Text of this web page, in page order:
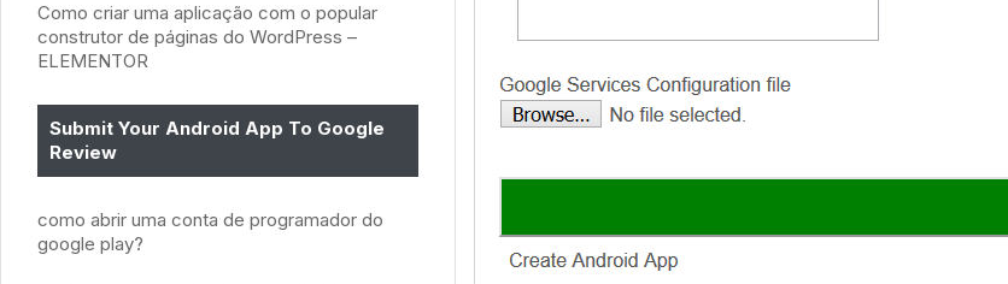
Como criar uma aplicação com o popular
construtor de páginas do WordPress –
ELEMENTOR
Submit Your Android App To Google
Review
como abrir uma conta de programador do
google play?